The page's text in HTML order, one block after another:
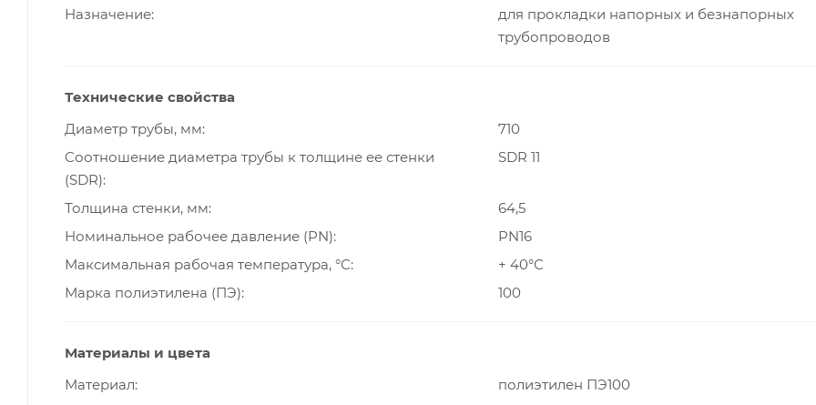
Назначение
для прокладки напорных и безнапорных
трубопроводов
Технические свойства
Диаметр трубы, мм
710
Cоотношение диаметра трубы к толщине ее стенки
(SDR)
SDR 11
Толщина стенки, мм
64,5
Номинальное рабочее давление (PN)
PN16
Максимальная рабочая температура, °С
+ 40°С
Марка полиэтилена (ПЭ)
100
Материалы и цвета
Материал
полиэтилен ПЭ100